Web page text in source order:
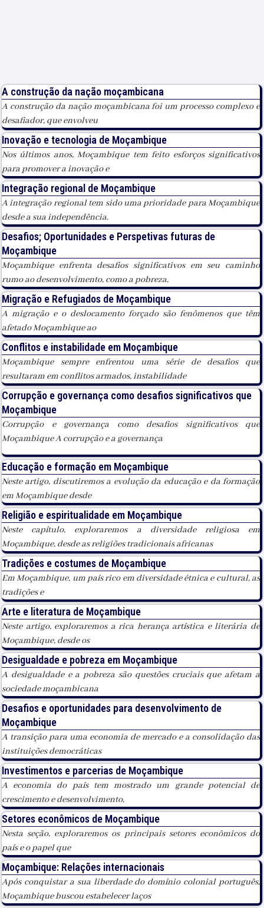
A construção da nação moçambicana
A construção da nação moçambicana foi um processo complexo e
desafiador, que envolveu
Inovação e tecnologia de Moçambique
Nos últimos anos, Moçambique tem feito esforços significativos
para promover a inovação e
Integração regional de Moçambique
A integração regional tem sido uma prioridade para Moçambique
desde a sua independência.
Desafios; Oportunidades e Perspetivas futuras de
Moçambique
Moçambique enfrenta desafios significativos em seu caminho
rumo ao desenvolvimento, como a pobreza,
Migração e Refugiados de Moçambique
A migração e o deslocamento forçado são fenômenos que têm
afetado Moçambique ao
Conflitos e instabilidade em Moçambique
Moçambique sempre enfrentou uma série de desafios que
resultaram em conflitos armados, instabilidade
Corrupção e governança como desafios significativos que
Moçambique
Corrupção e governança como desafios significativos que
Moçambique A corrupção e a governança
Educação e formação em Moçambique
Neste artigo, discutiremos a evolução da educação e da formação
em Moçambique desde
Religião e espiritualidade em Moçambique
Neste capítulo, exploraremos a diversidade religiosa em
Moçambique, desde as religiões tradicionais africanas
Tradições e costumes de Moçambique
Em Moçambique, um país rico em diversidade étnica e cultural, as
tradições e
Arte e literatura de Moçambique
Neste artigo, exploraremos a rica herança artística e literária de
Moçambique, desde os
Desigualdade e pobreza em Moçambique
A desigualdade e a pobreza são questões cruciais que afetam a
sociedade moçambicana
Desafios e oportunidades para desenvolvimento de
Moçambique
A transição para uma economia de mercado e a consolidação das
instituições democráticas
Investimentos e parcerias de Moçambique
A economia do país tem mostrado um grande potencial de
crescimento e desenvolvimento,
Setores econômicos de Moçambique
Nesta seção, exploraremos os principais setores econômicos do
país e o papel que
Moçambique: Relações internacionais
Após conquistar a sua liberdade do domínio colonial português,
Moçambique buscou estabelecer laços